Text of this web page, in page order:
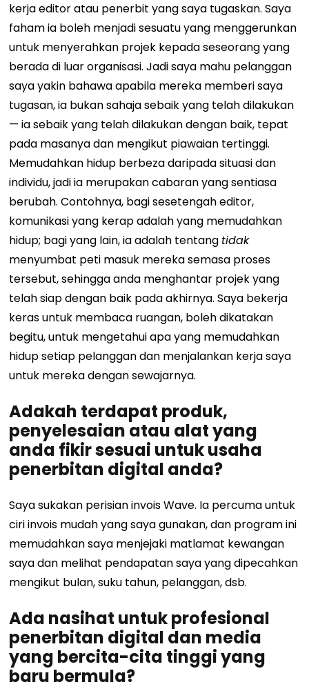
kerja editor atau penerbit yang saya tugaskan. Saya
faham ia boleh menjadi sesuatu yang menggerunkan
untuk menyerahkan projek kepada seseorang yang
berada di luar organisasi. Jadi saya mahu pelanggan
saya yakin bahawa apabila mereka memberi saya
tugasan, ia bukan sahaja sebaik yang telah dilakukan
— ia sebaik yang telah dilakukan dengan baik, tepat
pada masanya dan mengikut piawaian tertinggi.
Memudahkan hidup berbeza daripada situasi dan
individu, jadi ia merupakan cabaran yang sentiasa
berubah. Contohnya, bagi sesetengah editor,
komunikasi yang kerap adalah yang memudahkan
hidup; bagi yang lain, ia adalah tentang tidak
menyumbat peti masuk mereka semasa proses
tersebut, sehingga anda menghantar projek yang
telah siap dengan baik pada akhirnya. Saya bekerja
keras untuk membaca ruangan, boleh dikatakan
begitu, untuk mengetahui apa yang memudahkan
hidup setiap pelanggan dan menjalankan kerja saya
untuk mereka dengan sewajarnya.
Adakah terdapat produk,
penyelesaian atau alat yang
anda fikir sesuai untuk usaha
penerbitan digital anda?
Saya sukakan perisian invois Wave. Ia percuma untuk
ciri invois mudah yang saya gunakan, dan program ini
memudahkan saya menjejaki matlamat kewangan
saya dan melihat pendapatan saya yang dipecahkan
mengikut bulan, suku tahun, pelanggan, dsb.
Ada nasihat untuk profesional
penerbitan digital dan media
yang bercita-cita tinggi yang
baru bermula?